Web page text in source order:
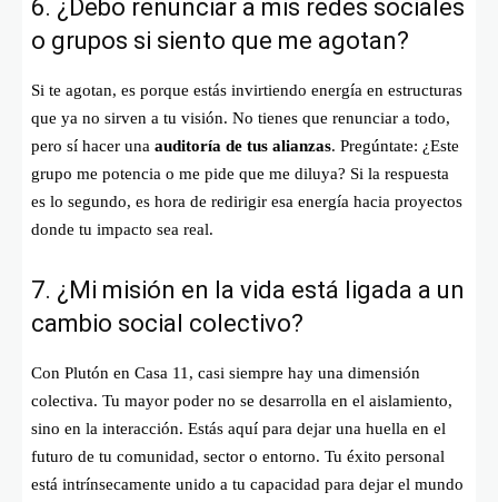
6. ¿Debo renunciar a mis redes sociales
o grupos si siento que me agotan?
Si te agotan, es porque estás invirtiendo energía en estructuras
que ya no sirven a tu visión. No tienes que renunciar a todo,
pero sí hacer una auditoría de tus alianzas. Pregúntate: ¿Este
grupo me potencia o me pide que me diluya? Si la respuesta
es lo segundo, es hora de redirigir esa energía hacia proyectos
donde tu impacto sea real.
7. ¿Mi misión en la vida está ligada a un
cambio social colectivo?
Con Plutón en Casa 11, casi siempre hay una dimensión
colectiva. Tu mayor poder no se desarrolla en el aislamiento,
sino en la interacción. Estás aquí para dejar una huella en el
futuro de tu comunidad, sector o entorno. Tu éxito personal
está intrínsecamente unido a tu capacidad para dejar el mundo